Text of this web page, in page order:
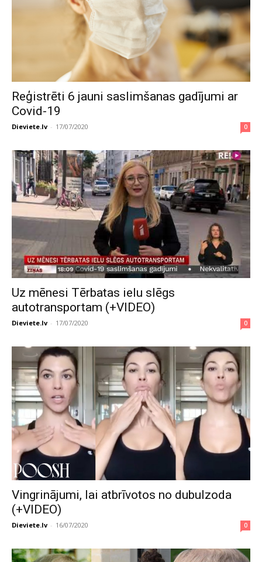
Reģistrēti 6 jauni saslimšanas gadījumi ar
Covid-19
Dieviete.lv - 17/07/2020 0
Uz mēnesi Tērbatas ielu slēgs
autotransportam (+VIDEO)
Dieviete.lv - 17/07/2020 0
Vingrinājumi, lai atbrīvotos no dubulzoda
(+VIDEO)
Dieviete.lv - 16/07/2020 0